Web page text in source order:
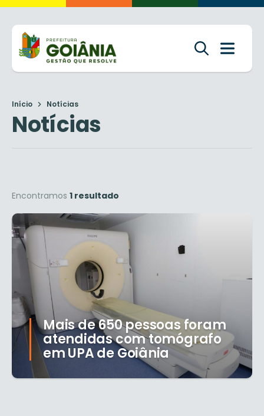
Início Notícias
Notícias
Encontramos 1 resultado
Mais de 650 pessoas foram
atendidas com tomógrafo
em UPA de Goiânia